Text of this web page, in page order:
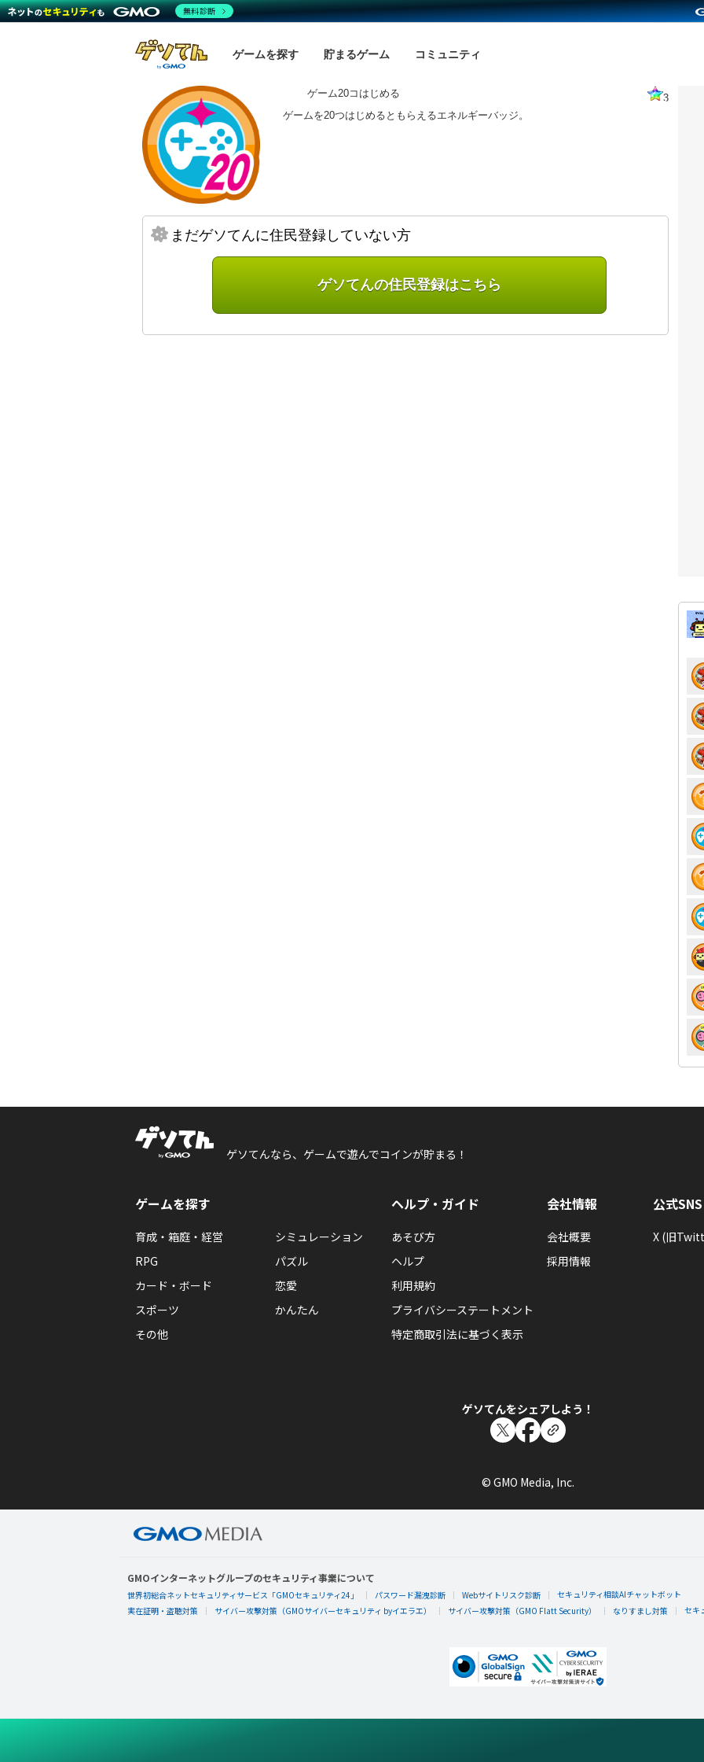
ゲームを探す 貯まるゲーム コミュニティ
ゲーム20コはじめる
3
ゲームを20つはじめるともらえるエネルギーバッジ。
まだゲソてんに住民登録していない方
ゲソてんの住民登録はこちら
ゲソてんなら、ゲームで遊んでコインが貯まる！
ゲームを探す
育成・箱庭・経営
シミュレーション
RPG
パズル
カード・ボード
恋愛
スポーツ
かんたん
その他
ヘルプ・ガイド
あそび方
ヘルプ
利用規約
プライバシーステートメント
特定商取引法に基づく表示
会社情報
会社概要
採用情報
公式SNS
X (旧
ゲソてんをシェアしよう！
© GMO Media, Inc.
GMOインターネットグループのセキュリティ事業について
世界初総合ネットセキュリティサービス「GMOセキュリティ24」 パスワード漏洩診断 Webサイトリスク診断
セキュリティ相談AIチャットボット
実在証明・盗聴対策
サイバー攻撃対策（GMOサイバーセキュリティ byイエラエ） サイバー攻撃対策（GMO Flatt Security） なりすまし対策 セキ
無料診断